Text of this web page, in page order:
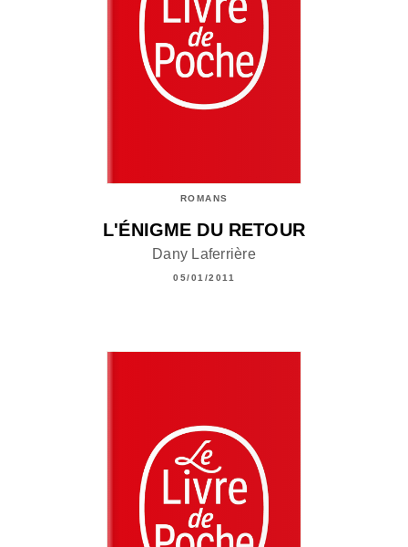
ROMANS
L'ÉNIGME DU RETOUR
Dany Laferrière
05/01/2011